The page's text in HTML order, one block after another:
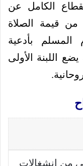
الكامل عن
من قيمة الصلاة
المسلم بأدعية
يضع اللبنة الأولى
من انشغالات